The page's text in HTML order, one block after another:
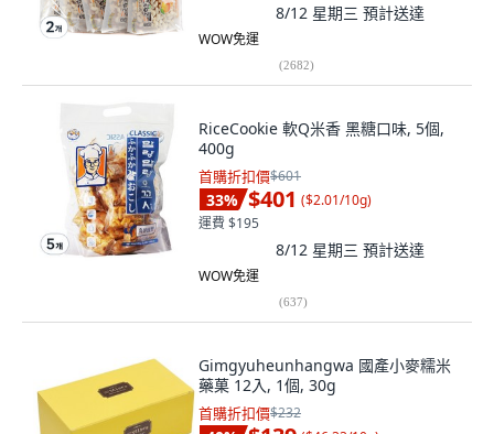
8/12 星期三 預計送達
WOW免運
(2682)
RiceCookie 軟Q米香 黑糖口味, 5個,
400g
首購折扣價$601
33% $401 ($2.01/10g)
運費 $195
8/12 星期三 預計送達
WOW免運
(637)
Gimgyuheunhangwa 國產小麥糯米
藥菓 12入, 1個, 30g
首購折扣價$232